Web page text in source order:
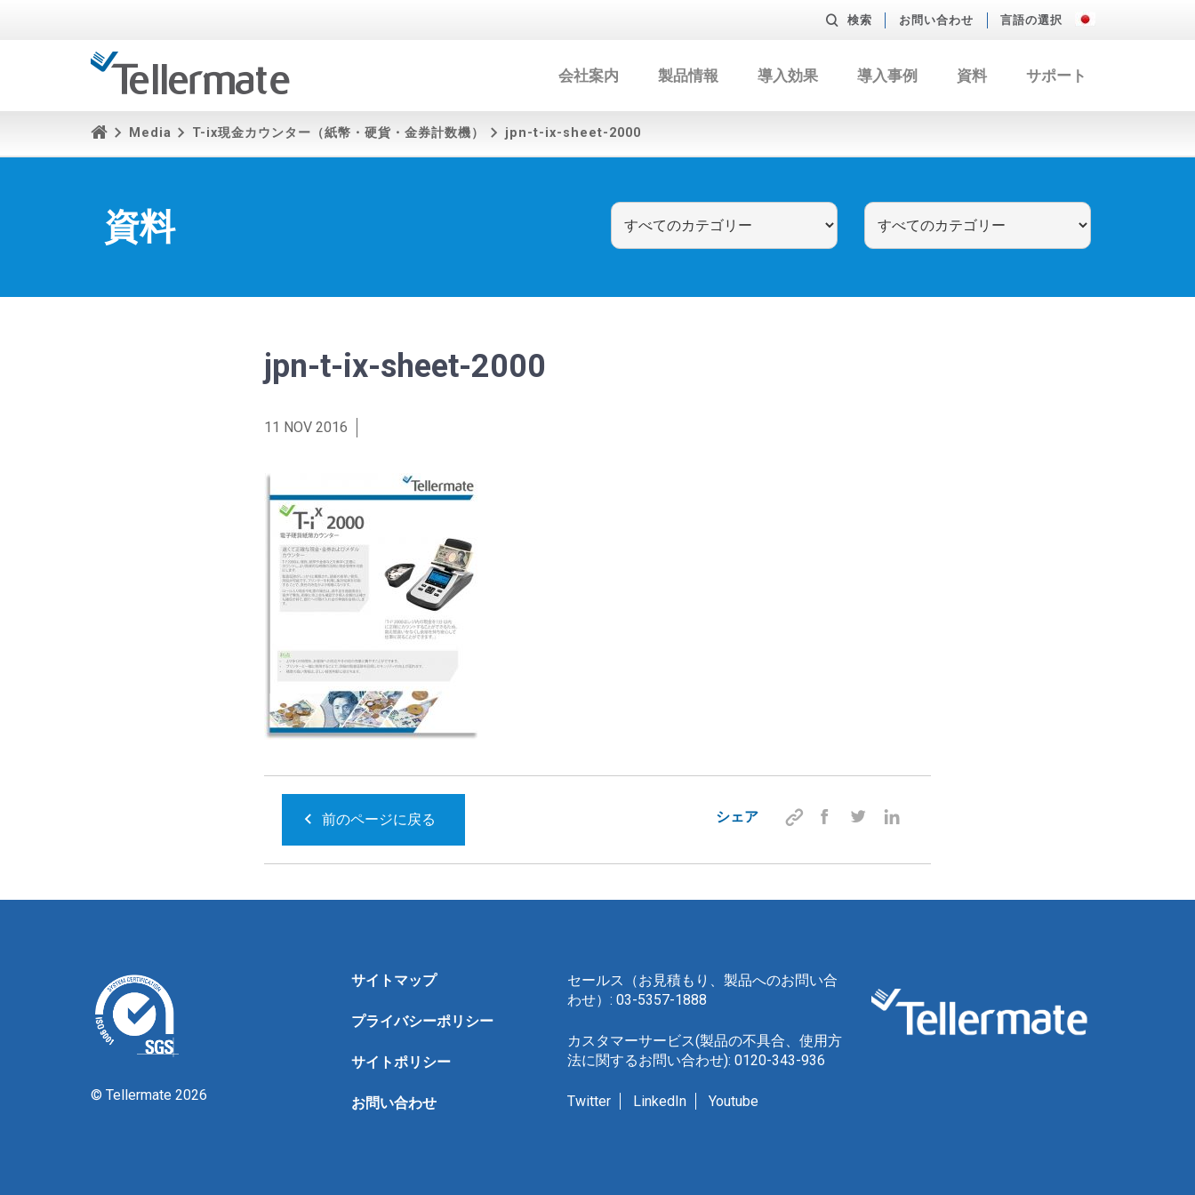
検索 お問い合わせ 言語の選択
会社案内 製品情報 導入効果 導入事例 資料 サポート
Media T-ix現金カウンター（紙幣・硬貨・金券計数機） jpn-t-ix-sheet-2000
資料
jpn-t-ix-sheet-2000
11 NOV 2016
前のページに戻る シェア
© Tellermate 2026
サイトマップ
プライバシーポリシー
サイトポリシー
お問い合わせ
セールス（お見積もり、製品へのお問い合
わせ）: 03-5357-1888
カスタマーサービス(製品の不具合、使用方
法に関するお問い合わせ): 0120-343-936
Twitter LinkedIn Youtube